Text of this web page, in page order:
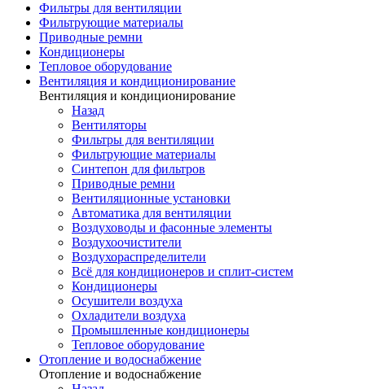
Фильтры для вентиляции
Фильтрующие материалы
Приводные ремни
Кондиционеры
Тепловое оборудование
Вентиляция и кондиционирование
Вентиляция и кондиционирование
Назад
Вентиляторы
Фильтры для вентиляции
Фильтрующие материалы
Синтепон для фильтров
Приводные ремни
Вентиляционные установки
Автоматика для вентиляции
Воздуховоды и фасонные элементы
Воздухоочистители
Воздухораспределители
Всё для кондиционеров и сплит-систем
Кондиционеры
Осушители воздуха
Охладители воздуха
Промышленные кондиционеры
Тепловое оборудование
Отопление и водоснабжение
Отопление и водоснабжение